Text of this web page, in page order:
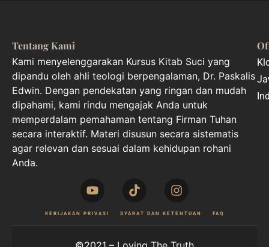
Tentang Kami
Kami menyelenggarakan Kursus Kitab Suci yang
dipandu oleh ahli teologi berpengalaman, Dr. Paskalis
Edwin. Dengan pendekatan yang ringan dan mudah
dipahami, kami rindu mengajak Anda untuk
memperdalam pemahaman tentang Firman Tuhan
secara interaktif. Materi disusun secara sistematis
agar relevan dan sesuai dalam kehidupan rohani
Anda.
KEBIJAKAN PRIVASI SYARAT DAN KETENTUAN FAQ